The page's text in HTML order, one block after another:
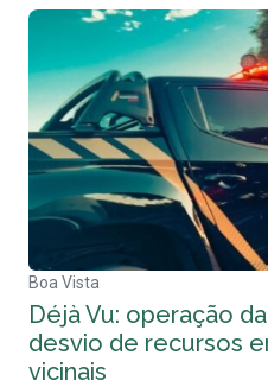
Boa Vista
Déjà Vu: operação
desvio de recursos
vicinais